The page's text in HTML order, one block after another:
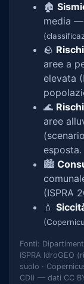
🏚️
media
🪨
aree a
elevata
🌊
aree
esposta.
🏙️
(ISPRA
💧
Fonti:
ISPRA IdroGEO
suolo ·
CDI) — dati CC